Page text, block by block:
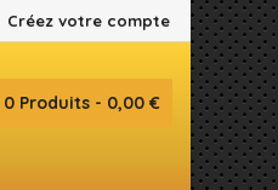
Créez votre compte
0 Produits - 0,00 €